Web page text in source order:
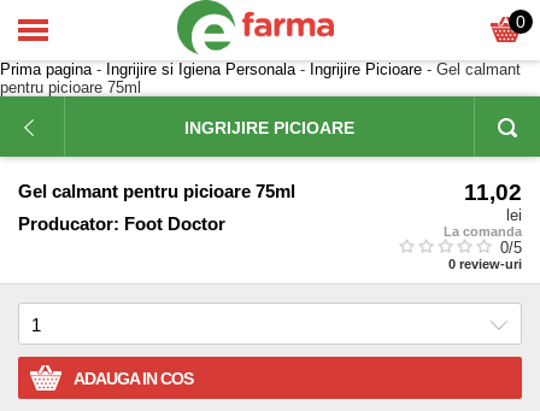
0
Prima pagina- Ingrijire si Igiena Personala- Ingrijire Picioare - Gel calmant
pentru picioare 75ml
INGRIJIRE PICIOARE
Gel calmant pentru picioare 75ml
Producator: Foot Doctor
11,02
lei
La comanda
0/5
0 review-uri
ADAUGA IN COS